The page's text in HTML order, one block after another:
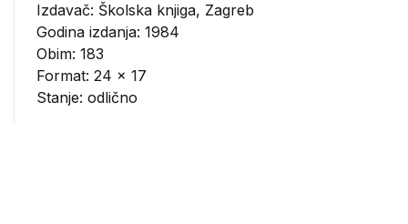
Izdavač: Školska knjiga, Zagreb
Godina izdanja: 1984
Obim: 183
Format: 24 x 17
Stanje: odlično